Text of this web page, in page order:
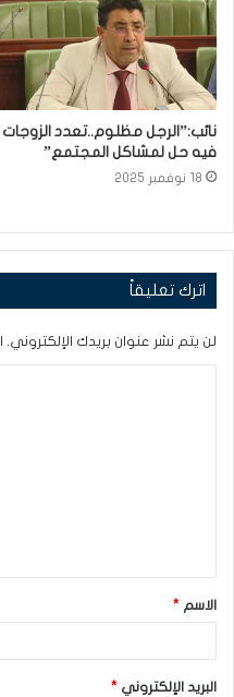
نائب:”الرجل مظلوم..تعدد الزوجات
فيه حل لمشاكل المجتمع”
18 نوفمبر 2025
اترك تعليقاً
لن يتم نشر عنوان بريدك الإلكتروني.
ق
*الاسم *
البريد الإلكتروني *